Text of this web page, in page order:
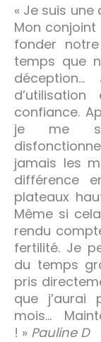
« Je suis
Mon
fonder
temps que
confiance.
je me
jamais les
différence
plateaux
Même si
rendu
fertilité. Je
du temps
pris
que j’aurai
mois…
! » Pauline D